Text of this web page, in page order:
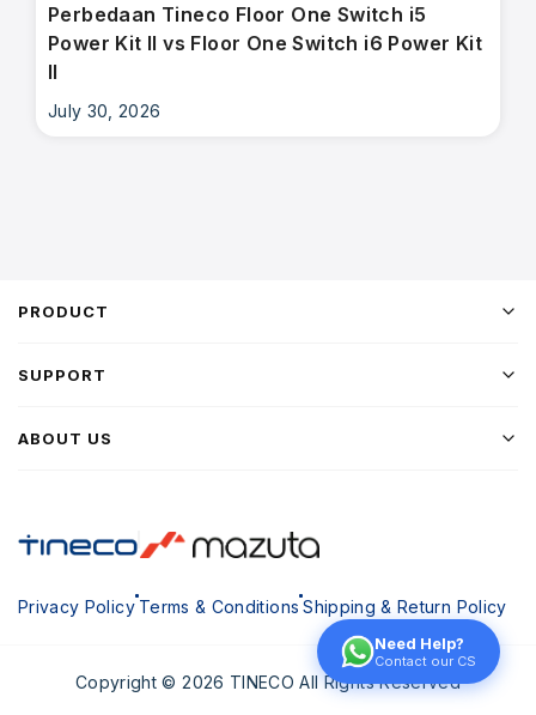
Perbedaan Tineco Floor One Switch i5
Power Kit II vs Floor One Switch i6 Power Kit
II
July 30, 2026
PRODUCT
SUPPORT
ABOUT US
Privacy Policy Terms & Conditions Shipping & Return Policy
Copyright © 2026 TINECO All Rights Reserved
Need Help?
Contact our CS